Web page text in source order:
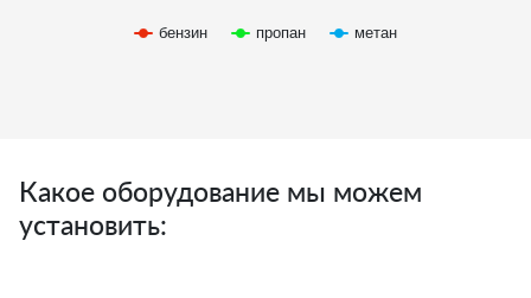
бензин пропан метан
Какое оборудование мы можем
установить: